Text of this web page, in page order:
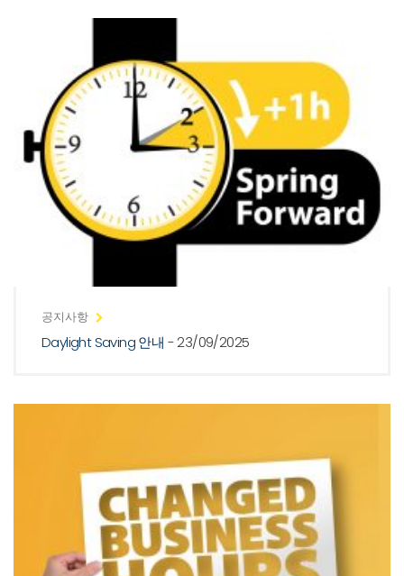
공지사항
Daylight Saving 안내 - 23/09/2025